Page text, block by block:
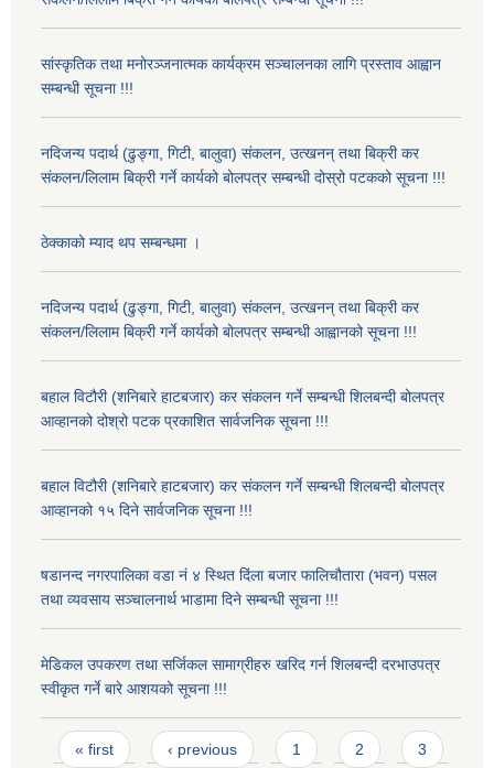
सांस्कृतिक तथा मनोरञ्जनात्मक कार्यक्रम सञ्चालनका लागि प्रस्ताव आह्वान
सम्बन्धी सूचना !!!
नदिजन्य पदार्थ (ढुङ्गा, गिटी, बालुवा) संकलन, उत्खनन् तथा बिक्री कर
संकलन/लिलाम बिक्री गर्ने कार्यको बोलपत्र सम्बन्धी दोस्रो पटकको सूचना !!!
ठेक्काको म्याद थप सम्बन्धमा ।
नदिजन्य पदार्थ (ढुङ्गा, गिटी, बालुवा) संकलन, उत्खनन् तथा बिक्री कर
संकलन/लिलाम बिक्री गर्ने कार्यको बोलपत्र सम्बन्धी आह्वानको सूचना !!!
बहाल विटौरी (शनिबारे हाटबजार) कर संकलन गर्ने सम्बन्धी शिलबन्दी बोलपत्र
आव्हानको दोश्रो पटक प्रकाशित सार्वजनिक सूचना !!!
बहाल विटौरी (शनिबारे हाटबजार) कर संकलन गर्ने सम्बन्धी शिलबन्दी बोलपत्र
आव्हानको १५ दिने सार्वजनिक सूचना !!!
षडानन्द नगरपालिका वडा नं ४ स्थित दिंला बजार फालिचौतारा (भवन) पसल
तथा व्यवसाय सञ्चालनार्थ भाडामा दिने सम्बन्धी सूचना !!!
मेडिकल उपकरण तथा सर्जिकल सामाग्रीहरु खरिद गर्न शिलबन्दी दरभाउपत्र
स्वीकृत गर्ने बारे आशयको सूचना !!!
Pages
« first ‹ previous 1 2 3